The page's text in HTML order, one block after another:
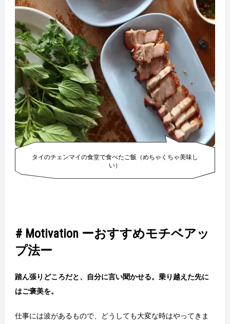
タイのチェンマイの食堂で食べたご飯（めちゃくちゃ美味し
い）
# Motivation ーおすすめモチベアッ
プ法ー
踏ん張りどころだと、自分に言い聞かせる。乗り越えた先に
はご褒美を。
仕事には波があるもので、どうしても大変な時はやってきま